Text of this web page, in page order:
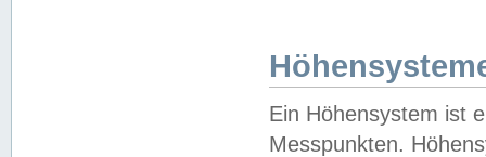
Ein Höhensystem ist
Messpunkten.